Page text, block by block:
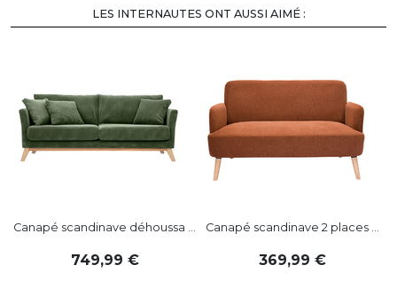
LES INTERNAUTES ONT AUSSI AIMÉ :
Canapé scandinave déhoussa ...
749,99
Canapé scandinave 2 places ...
369,99